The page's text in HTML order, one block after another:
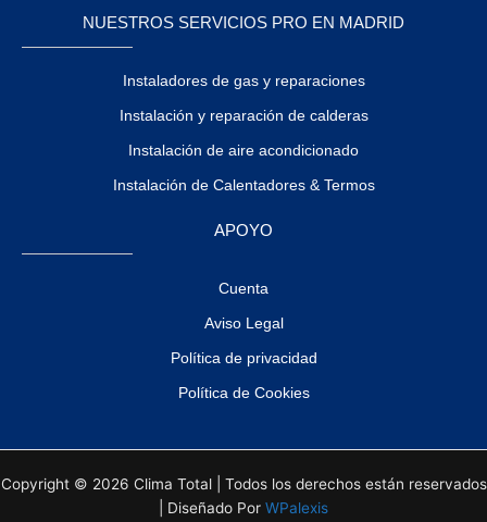
NUESTROS SERVICIOS PRO EN MADRID
Instaladores de gas y reparaciones
Instalación y reparación de calderas
Instalación de aire acondicionado
Instalación de Calentadores & Termos
APOYO
Cuenta
Aviso Legal
Política de privacidad
Política de Cookies
Copyright © 2026 Clima Total | Todos los derechos están reservados
| Diseñado Por WPalexis